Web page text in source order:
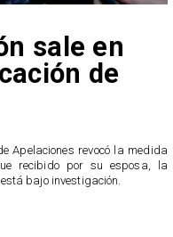
sale en
de
Apelaciones revocó la medida
recibido por su esposa, la
bajo investigación.